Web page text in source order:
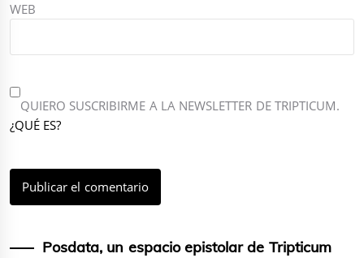
WEB
QUIERO SUSCRIBIRME A LA NEWSLETTER DE TRIPTICUM.
¿QUÉ ES?
Posdata, un espacio epistolar de Tripticum